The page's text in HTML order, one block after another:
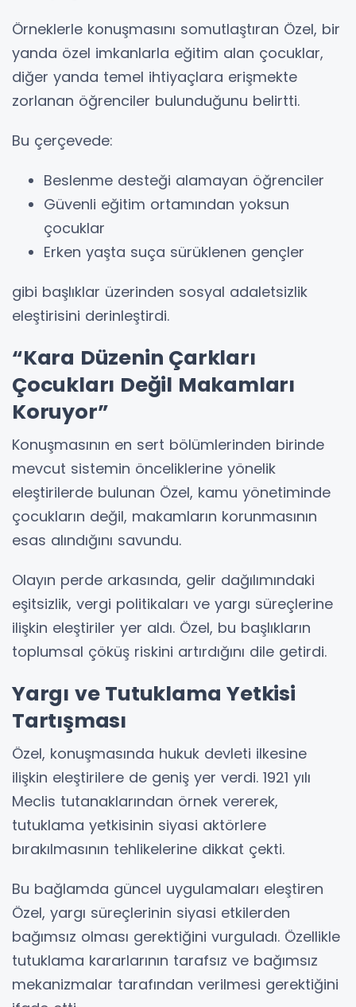
Örneklerle konuşmasını somutlaştıran Özel, bir
yanda özel imkanlarla eğitim alan çocuklar,
diğer yanda temel ihtiyaçlara erişmekte
zorlanan öğrenciler bulunduğunu belirtti.
Bu çerçevede:
Beslenme desteği alamayan öğrenciler
Güvenli eğitim ortamından yoksun
çocuklar
Erken yaşta suça sürüklenen gençler
gibi başlıklar üzerinden sosyal adaletsizlik
eleştirisini derinleştirdi.
“Kara Düzenin Çarkları
Çocukları Değil Makamları
Koruyor”
Konuşmasının en sert bölümlerinden birinde
mevcut sistemin önceliklerine yönelik
eleştirilerde bulunan Özel, kamu yönetiminde
çocukların değil, makamların korunmasının
esas alındığını savundu.
Olayın perde arkasında, gelir dağılımındaki
eşitsizlik, vergi politikaları ve yargı süreçlerine
ilişkin eleştiriler yer aldı. Özel, bu başlıkların
toplumsal çöküş riskini artırdığını dile getirdi.
Yargı ve Tutuklama Yetkisi
Tartışması
Özel, konuşmasında hukuk devleti ilkesine
ilişkin eleştirilere de geniş yer verdi. 1921 yılı
Meclis tutanaklarından örnek vererek,
tutuklama yetkisinin siyasi aktörlere
bırakılmasının tehlikelerine dikkat çekti.
Bu bağlamda güncel uygulamaları eleştiren
Özel, yargı süreçlerinin siyasi etkilerden
bağımsız olması gerektiğini vurguladı. Özellikle
tutuklama kararlarının tarafsız ve bağımsız
mekanizmalar tarafından verilmesi gerektiğini